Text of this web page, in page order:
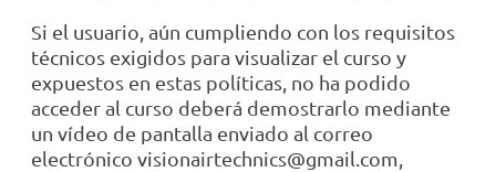
Si el usuario, aún cumpliendo con los requisitos
técnicos exigidos para visualizar el curso y
expuestos en estas políticas, no ha podido
acceder al curso deberá demostrarlo mediante
un vídeo de pantalla enviado al correo
electrónico visionairtechnics@gmail.com,